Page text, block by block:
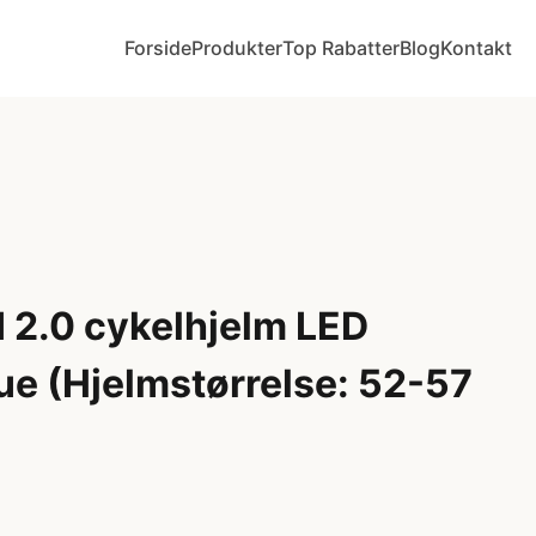
ForsideProdukterTop RabatterBlogKontakt
2.0 cykelhjelm LED
(Hjelmstørrelse: 52-57